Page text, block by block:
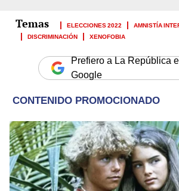
ELECCIONES 2022
AMNISTÍA
DISCRIMINACIÓN
XENOFOBIA
Prefiero a La República
Google